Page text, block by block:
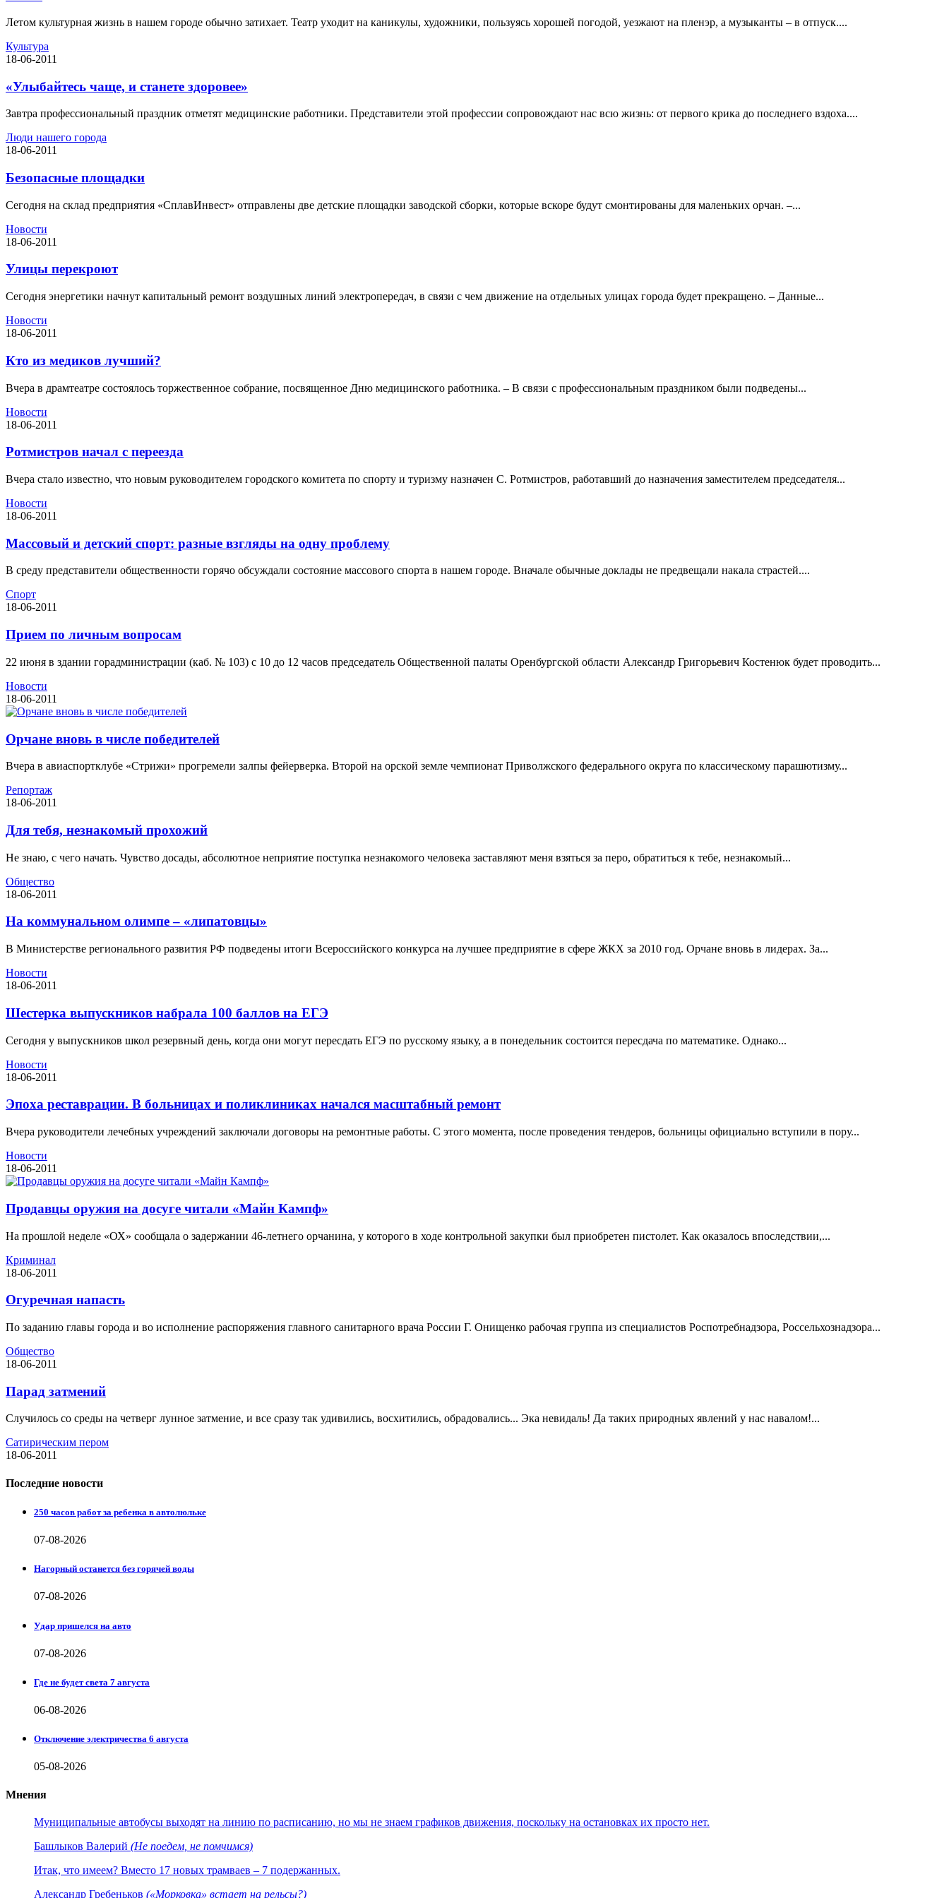
Летом культурная жизнь в нашем городе обычно затихает. Театр уходит на каникулы, художники, пользуясь хорошей погодой, уезжают на пленэр, а музыканты – в отпуск....
Культура
18-06-2011
«Улыбайтесь чаще, и станете здоровее»
Завтра профессиональный праздник отметят медицинские работники. Представители этой профессии сопровождают нас всю жизнь: от первого крика до последнего вздоха....
Люди нашего города
18-06-2011
Безопасные площадки
Сегодня на склад предприятия «СплавИнвест» отправлены две детские площадки заводской сборки, которые вскоре будут смонтированы для маленьких орчан. –...
Новости
18-06-2011
Улицы перекроют
Сегодня энергетики начнут капитальный ремонт воздушных линий электропередач, в связи с чем движение на отдельных улицах города будет прекращено. – Данные...
Новости
18-06-2011
Кто из медиков лучший?
Вчера в драмтеатре состоялось торжественное собрание, посвященное Дню медицинского работника. – В связи с профессиональным праздником были подведены...
Новости
18-06-2011
Ротмистров начал с переезда
Вчера стало известно, что новым руководителем городского комитета по спорту и туризму назначен С. Ротмистров, работавший до назначения заместителем председателя...
Новости
18-06-2011
Массовый и детский спорт: разные взгляды на одну проблему
В среду представители общественности горячо обсуждали состояние массового спорта в нашем городе. Вначале обычные доклады не предвещали накала страстей....
Спорт
18-06-2011
Прием по личным вопросам
22 июня в здании горадминистрации (каб. № 103) с 10 до 12 часов председатель Общественной палаты Оренбургской области Александр Григорьевич Костенюк будет проводить...
Новости
18-06-2011
Орчане вновь в числе победителей
Вчера в авиаспортклубе «Стрижи» прогремели залпы фейерверка. Второй на орской земле чемпионат Приволжского федерального округа по классическому парашютизму...
Репортаж
18-06-2011
Для тебя, незнакомый прохожий
Не знаю, с чего начать. Чувство досады, абсолютное неприятие поступка незнакомого человека заставляют меня взяться за перо, обратиться к тебе, незнакомый...
Общество
18-06-2011
На коммунальном олимпе – «липатовцы»
В Министерстве регионального развития РФ подведены итоги Всероссийского конкурса на лучшее предприятие в сфере ЖКХ за 2010 год. Орчане вновь в лидерах. За...
Новости
18-06-2011
Шестерка выпускников набрала 100 баллов на ЕГЭ
Сегодня у выпускников школ резервный день, когда они могут пересдать ЕГЭ по русскому языку, а в понедельник состоится пересдача по математике. Однако...
Новости
18-06-2011
Эпоха реставрации. В больницах и поликлиниках начался масштабный ремонт
Вчера руководители лечебных учреждений заключали договоры на ремонтные работы. С этого момента, после проведения тендеров, больницы официально вступили в пору...
Новости
18-06-2011
Продавцы оружия на досуге читали «Майн Кампф»
На прошлой неделе «ОХ» сообщала о задержании 46-летнего орчанина, у которого в ходе контрольной закупки был приобретен пистолет. Как оказалось впоследствии,...
Криминал
18-06-2011
Огуречная напасть
По заданию главы города и во исполнение распоряжения главного санитарного врача России Г. Онищенко рабочая группа из специалистов Роспотребнадзора, Россельхознадзора...
Общество
18-06-2011
Парад затмений
Случилось со среды на четверг лунное затмение, и все сразу так удивились, восхитились, обрадовались... Эка невидаль! Да таких природных явлений у нас навалом!...
Сатирическим пером
18-06-2011
Последние новости
250 часов работ за ребенка в автолюльке
07-08-2026
Нагорный останется без горячей воды
07-08-2026
Удар пришелся на авто
07-08-2026
Где не будет света 7 августа
06-08-2026
Отключение электричества 6 августа
05-08-2026
Мнения
Муниципальные автобусы выходят на линию по расписанию, но мы не знаем графиков движения, поскольку на остановках их просто нет.
Башлыков Валерий (Не поедем, не помчимся)
Итак, что имеем? Вместо 17 новых трамваев – 7 подержанных.
Александр Гребеньков («Морковка» встает на рельсы?)